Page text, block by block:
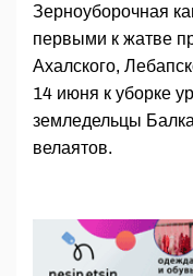
Зерноуборочная
первыми к жатве
Ахалского,
14 июня к уборке
земледельцы
велаятов.